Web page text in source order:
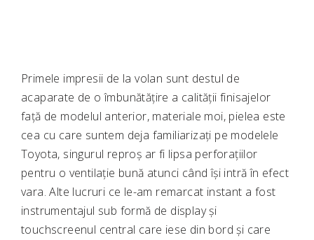
Primele impresii de la volan sunt destul de
acaparate de o îmbunătățire a calității finisajelor
față de modelul anterior, materiale moi, pielea este
cea cu care suntem deja familiarizați pe modelele
Toyota, singurul reproș ar fi lipsa perforațiilor
pentru o ventilație bună atunci când își intră în efect
vara. Alte lucruri ce le-am remarcat instant a fost
instrumentajul sub formă de display și
touchscreenul central care iese din bord și care